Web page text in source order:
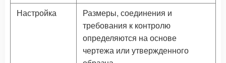
Настройка
Размеры, соединения и
требования к контролю
определяются на основе
чертежа или утвержденного